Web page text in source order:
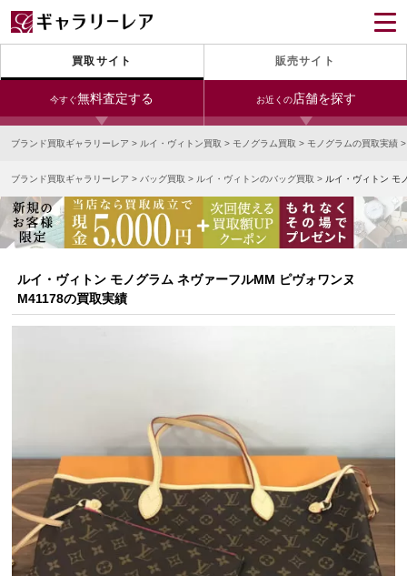
買取サイト 販売サイト
今すぐ無料査定する お近くの店舗を探す
24時間受付（対応時間10:00～19:00）
宅配買取を申し込む
無料の宅配キットをお届けします
今すぐ電話査定
受付時間 10:00～19:00
銀座本店 青山表参道店 新宿東口店
小田急新宿店 LAB東京 名古屋大須店
なんば店
宅配買取を申し込む
無料の宅配キットをお届けします
ブランド買取ギャラリーレア > ルイ・ヴィトン買取 > モノグラム買取 > モノグラムの買取実績
ブランド買取ギャラリーレア > バッグ買取 > ルイ・ヴィトンのバッグ買取 > ルイ・ヴィトン モ
ルイ・ヴィトン モノグラム ネヴァーフルMM ピヴォワンヌ
M41178の買取実績